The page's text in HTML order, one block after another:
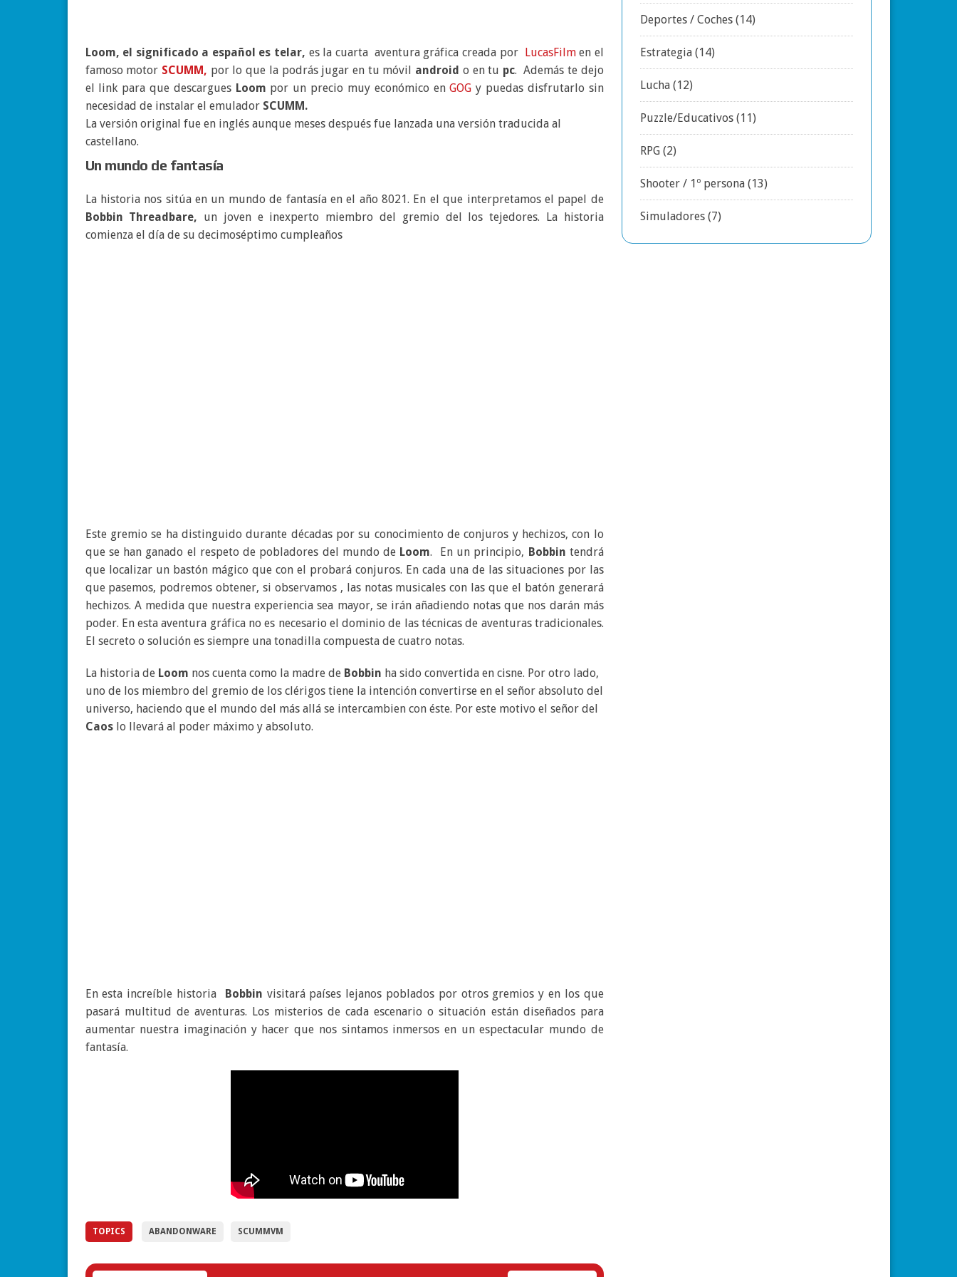
Loom, el significado a español es telar, es la cuarta aventura gráfica creada por LucasFilmen el
famoso motor SCUMM, por lo que la podrás jugar en tu móvil android o en tu pc. Además te dejo
el link para que descargues Loom por un precio muy económico enGOG y puedas disfrutarlo sin
necesidad de instalar el emulador SCUMM.
La versión original fue en inglés aunque meses después fue lanzada una versión traducida al
castellano.
Un mundo de fantasía
La historia nos sitúa en un mundo de fantasía en el año 8021. En el que interpretamos el papel de
Bobbin Threadbare, un joven e inexperto miembro del gremio del los tejedores. La historia
comienza el día de su decimoséptimo cumpleaños
Este gremio se ha distinguido durante décadas por su conocimiento de conjuros y hechizos, con lo
que se han ganado el respeto de pobladores del mundo de Loom. En un principio, Bobbin tendrá
que localizar un bastón mágico que con el probará conjuros. En cada una de las situaciones por las
que pasemos, podremos obtener, si observamos , las notas musicales con las que el batón generará
hechizos. A medida que nuestra experiencia sea mayor, se irán añadiendo notas que nos darán más
poder. En esta aventura gráfica no es necesario el dominio de las técnicas de aventuras tradicionales.
El secreto o solución es siempre una tonadilla compuesta de cuatro notas.
La historia de Loom nos cuenta como la madre de Bobbin ha sido convertida en cisne. Por otro lado,
uno de los miembro del gremio de los clérigos tiene la intención convertirse en el señor absoluto del
universo, haciendo que el mundo del más allá se intercambien con éste. Por este motivo el señor del
Caos lo llevará al poder máximo y absoluto.
En esta increíble historia Bobbin visitará países lejanos poblados por otros gremios y en los que
pasará multitud de aventuras. Los misterios de cada escenario o situación están diseñados para
aumentar nuestra imaginación y hacer que nos sintamos inmersos en un espectacular mundo de
fantasía.
TOPICS ABANDONWARE SCUMMVM
Deportes / Coches(14)
Estrategia(14)
Lucha(12)
Puzzle/Educativos(11)
RPG(2)
Shooter / 1º persona(13)
Simuladores(7)